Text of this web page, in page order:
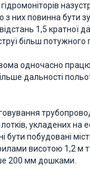
з них повинна бути
1,5 кратної
більш потужного
одночасно
дальності
укладених на
бути побудовані
висотою 1,2 м
200 мм дошками.